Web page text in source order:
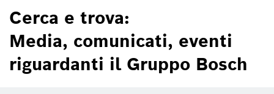
Cerca e trova:
Media, comunicati, eventi
riguardanti il Gruppo Bosch